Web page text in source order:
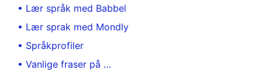
• Lær språk med Babbel
• Lær sprak med Mondly
• Språkprofiler
• Vanlige fraser på …